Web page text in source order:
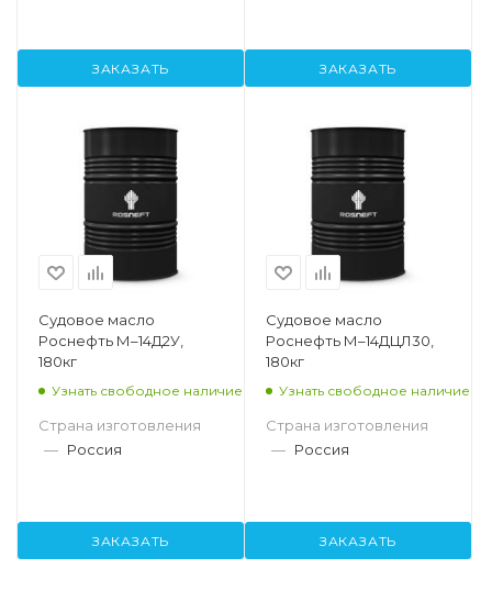
ЗАКАЗАТЬ ЗАКАЗАТЬ
Судовое масло
Роснефть М–14Д2У,
180кг
Узнать свободное наличие
Страна изготовления
— Россия
ЗАКАЗАТЬ
Судовое масло
Роснефть М–14ДЦЛ30,
180кг
Узнать свободное наличие
Страна изготовления
— Россия
ЗАКАЗАТЬ